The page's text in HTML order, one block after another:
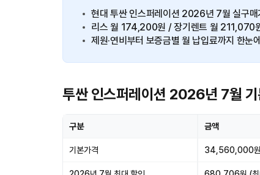
현대 투싼 인스퍼레이션 2026년 7월 실구
리스 월 174,200원 / 장기렌트 월 211,070
제원·연비부터 보증금별 월 납입료까지 한눈
투싼 인스퍼레이션 2026년 7월 기
구분 금액
기본가격 34,560,000원